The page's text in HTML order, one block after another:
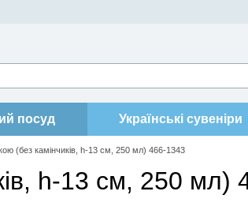
посуд Українські сувеніри
(без камінчиків, h-13 см, 250 мл) 466-1343
h-13 см, 250 мл)